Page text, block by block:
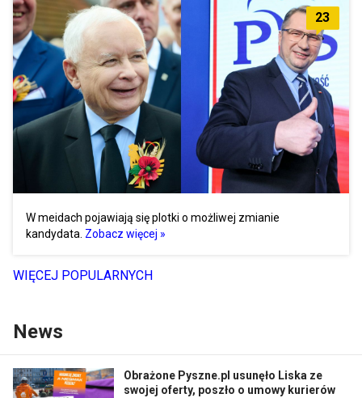
23
W meidach pojawiają się plotki o możliwej zmianie
kandydata. Zobacz więcej »
WIĘCEJ POPULARNYCH
News
Obrażone Pyszne.pl usunęło Liska ze
swojej oferty, poszło o umowy kurierów